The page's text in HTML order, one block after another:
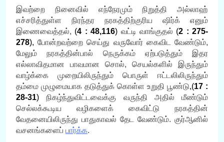
இவற்றை நினைவில் எந்நேரமும் நிறுத்தி அல்லாஹ்
எச்சரித்துள்ள நிரந்தர நரகத்திற்குரிய ஷிர்க் எனும்
இணைவைத்தல், (4 : 48,116) வட்டி வாங்குதல் (2 : 275-
278),போன்றவற்றை செய்து வருவோர் கைவிட வேண்டும்,
மேலும் நரகத்தின்பால் நெருக்கம் ஏற்படுத்தும் இதர
எல்லாவிதமான பாவமான சொல், செயல்களில் இருந்தும்
வாழ்க்கை முறையிலிருந்தும் பொருள் ஈட்டலிலிருந்தும்
தம்மை முழுமையாக தடுத்துக் கொள்ள உறுதி பூண்டு,(17 :
28-31)நிகழ்ந்துவிட்டவைக்கு வருந்தி அதில் மீண்டும்
செல்லக்கூடிய வழிகளைக் கைவிட்டு நரகத்தின்
வேதனையிலிருந்து பாதுகாவல் தேட வேண்டும். குர்ஆனில்
வசனங்களைப் பார்க்க.